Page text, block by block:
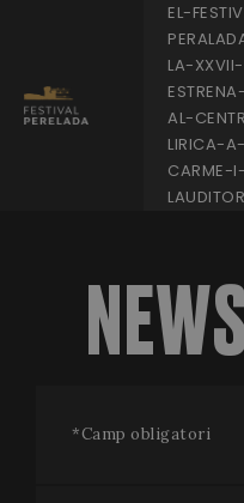
EL-
LA-
AL-
LIRICA-
CARME-
*Camp obligatori